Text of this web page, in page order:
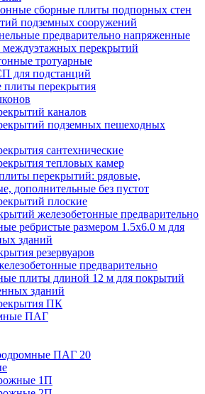
сборные плиты подпорных стен
подземных сооружений
предварительно напряженные
междуэтажных перекрытий
тротуарные
для подстанций
плиты перекрытия
каналов
подземных пешеходных
сантехнические
тепловых камер
перекрытий: рядовые,
дополнительные без пустот
плоские
железобетонные предварительно
ребристые размером 1.5х6.0 м для
зданий
резервуаров
предварительно
плиты длиной 12 м для покрытий
зданий
ПК
ПАГ
ПАГ 20
1П